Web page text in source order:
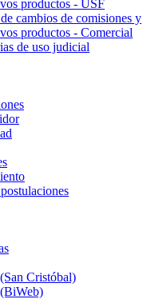
productos - USF
cambios de comisiones y
productos - Comercial
de uso judicial
Cristóbal)